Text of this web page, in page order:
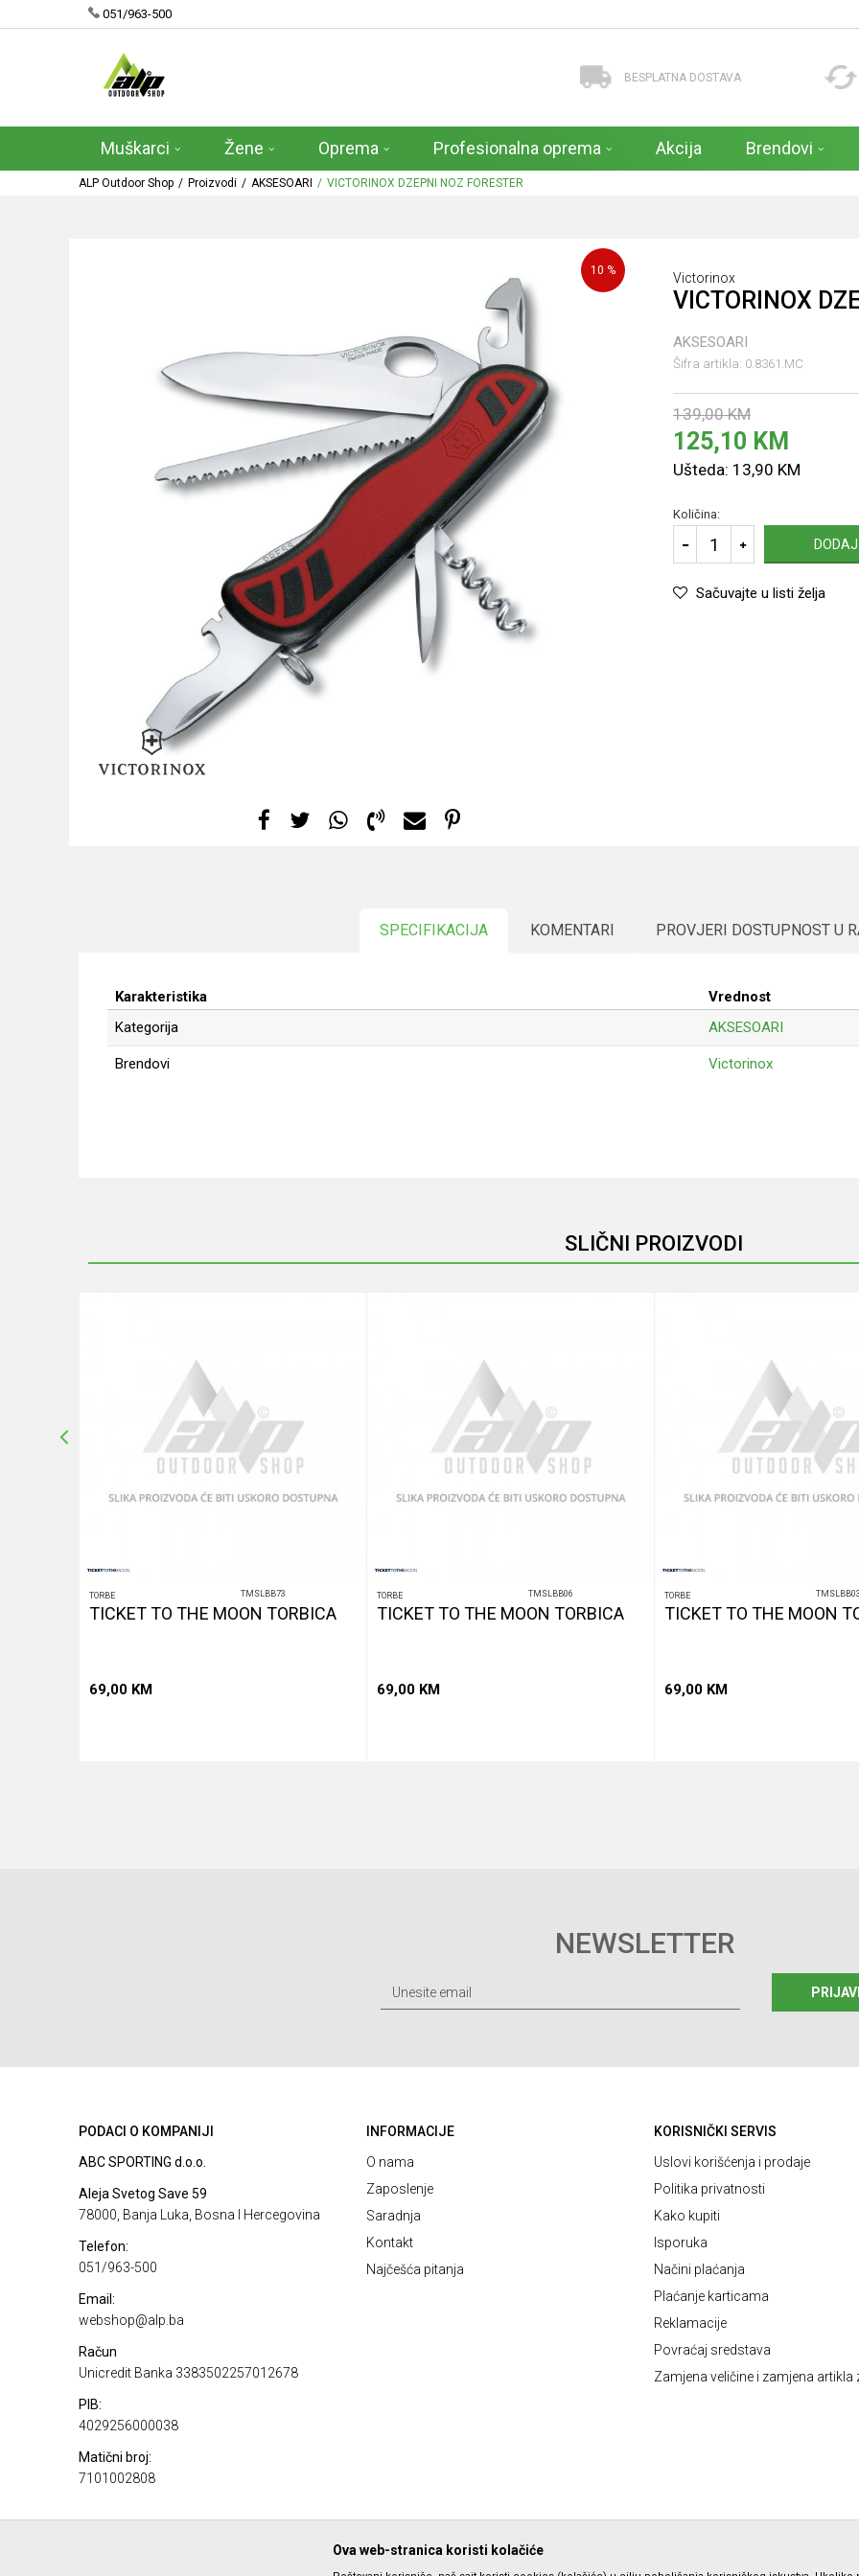
051/963-500
BESPLATNA DOSTAVA
Muškarci Žene Oprema Profesionalna oprema Akcija Brendovi
ALP Outdoor Shop Proizvodi AKSESOARI VICTORINOX DZEPNI NOZ FORESTER
10 % Victorinox
VICTORINOX
AKSESOARI
Šifra artikla: 0.8361.MC
139,00 KM
125,10 KM
Ušteda: 13,90 KM
Količina:
Sačuvajte u listi želja
SPECIFIKACIJA KOMENTARI PROVJERI DOSTUPNOST U
Karakteristika
Vrednost
Kategorija
AKSESOARI
Brendovi Victorinox
SLIČNI PROIZVODI
TORBE TMSLBB73
TICKET TO THE MOON TORBICA
69,00 KM
TORBE TMSLBB06
TICKET TO THE MOON TORBICA
69,00 KM
TORBE TMSLBB03
TICKET TO THE MOON
69,00 KM
NEWSLETTER
PODACI O KOMPANIJI
ABC SPORTING d.o.o.
Aleja Svetog Save 59
78000, Banja Luka, Bosna I Hercegovina
Telefon:
051/963-500
Email:
webshop@alp.ba
Račun
Unicredit Banka 3383502257012678
PIB:
4029256000038
Matični broj:
7101002808
INFORMACIJE
O nama
Zaposlenje
Saradnja
Kontakt
Najčešća pitanja
KORISNIČKI SERVIS
Uslovi korišćenja i prodaje
Politika privatnosti
Kako kupiti
Isporuka
Načini plaćanja
Plaćanje karticama
Reklamacije
Povraćaj sredstava
Zamjena veličine i zamjena artikla
Ova web-stranica koristi kolačiće